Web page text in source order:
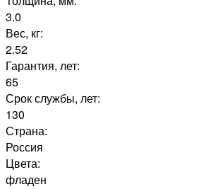
3.0
Вес, кг:
2.52
Гарантия, лет:
65
Срок службы, лет:
130
Страна:
Россия
Цвета:
фладен